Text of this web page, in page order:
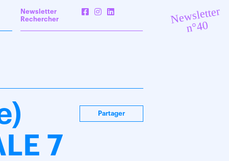
Newsletter
n°40
Newsletter
Rechercher
Partager
7